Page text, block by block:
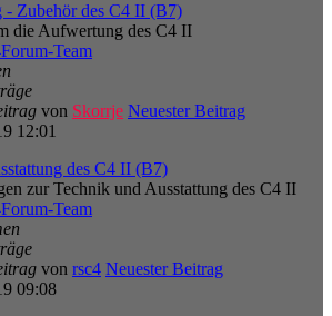
- Zubehör des C4 II (B7)
die Aufwertung des C4 II
Team
von Skorrje Neuester Beitrag
12:01
des C4 II (B7)
zur Technik und Ausstattung des C4 II
Team
von rsc4 Neuester Beitrag
09:08